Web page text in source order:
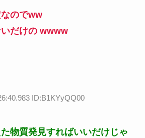
のでww
だけの wwww
ID:B1KYyQQ00
物質発見すればいいだけじゃ